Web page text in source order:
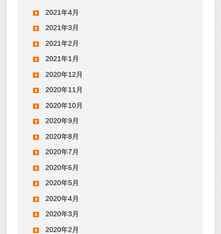
2021年4月
2021年3月
2021年2月
2021年1月
2020年12月
2020年11月
2020年10月
2020年9月
2020年8月
2020年7月
2020年6月
2020年5月
2020年4月
2020年3月
2020年2月